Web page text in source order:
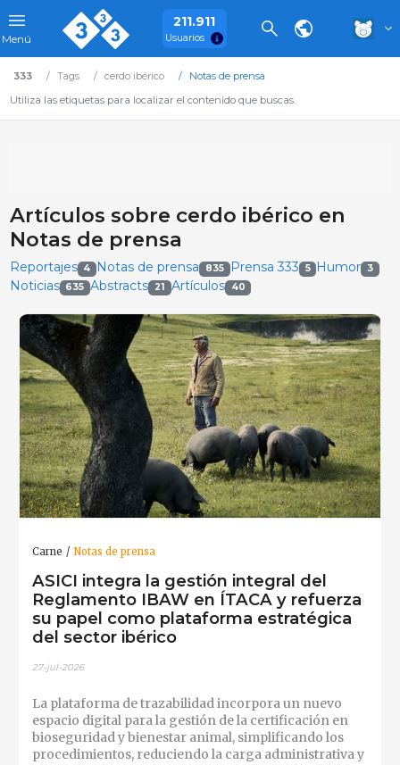
Menú
211.911
Usuarios
333 Tags cerdo ibérico
Notas de prensa
Utiliza las etiquetas para localizar el contenido que buscas.
Artículos sobre cerdo ibérico en
Notas de prensa
Reportajes 4 Notas de prensa 835 Prensa 333 5 Humor 3
Noticias 635 Abstracts 21 Artículos 40
Carne Notas de prensa
ASICI integra la gestión integral del
Reglamento IBAW en ÍTACA y refuerza
su papel como plataforma estratégica
del sector ibérico
27-jul-2026
La plataforma de trazabilidad incorpora un nuevo
espacio digital para la gestión de la certificación en
bioseguridad y bienestar animal, simplificando los
procedimientos, reduciendo la carga administrativa y